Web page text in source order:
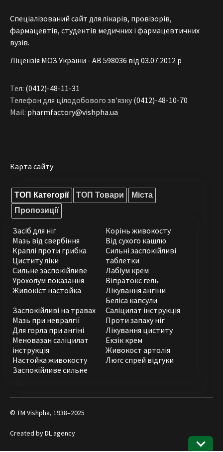
Спеціалізований сайт для лікарів, провізорів,
фармацевтів, студентів медичних і фармацевтичних
вузів.
Ліцензія МОЗ України - АВ 598036 від 03.07.2012 р
Тел: (0412)-48-11-31
Телефон для цілодобового зв'язку (0412)-48-10-70
Mail: pharmfactory@vishpha.ua
Карта сайту
ТОП Категорії ТОП Товари
Міста
Пропозиції
Засіб для ніг
Мазь від свербіння
Краплі проти грибка
Циститу ліки
Сильне заспокійливе
Урохолум показання
Живокіст настойка
Корінь живокосту
Від сухого кашлю
Сильні заспокійливі
таблетки
Лабіум крем
Віпратокс гель
Лікування ангіни
Беліса капсули
Заспокійливі на травах
Мазь при невралгії
Для горла при ангіні
Меновазан саліцилат
інструкція
Настойка живокосту
Заспокійливе сильне
Саліцилат інструкція
Проти запаху ніг
Лікування циститу
Екзік крем
Живокост артолія
Люгс спрей відгуки
© ТМ Vishpha, 1938–2025
Created byDL agency